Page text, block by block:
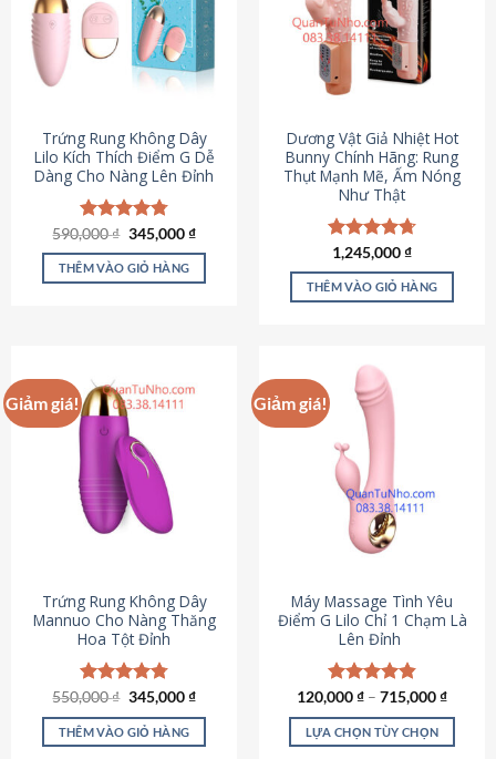
Trứng Rung Không Dây
Lilo Kích Thích Điểm G Dễ
Dàng Cho Nàng Lên Đỉnh
Được xếp
hạng4.79
5 sao
590,000₫ Giá
là:
590,000 ₫.
345,000₫Giá
tại
345,000 ₫.
THÊM VÀO GIỎ HÀNG
Dương Vật Giả Nhiệt Hot
Bunny Chính Hãng: Rung
Thụt Mạnh Mẽ, Ấm Nóng
Như Thật
Được xếp
hạng4.73
5 sao
1,245,000₫
THÊM VÀO GIỎ HÀNG
Giảm giá!
Trứng Rung Không Dây
Mannuo Cho Nàng Thăng
Hoa Tột Đỉnh
Được xếp
hạng4.81
5 sao
550,000₫ Giá
là:
550,000 ₫.
345,000₫Giá
tại
THÊM VÀO GIỎ HÀNG
Giảm giá!
Máy Massage Tình Yêu
Điểm G Lilo Chỉ 1 Chạm Là
Lên Đỉnh
Được xếp
hạng4.85
5 sao
120,000₫ – 715,000₫
LỰA CHỌN TÙY CHỌN